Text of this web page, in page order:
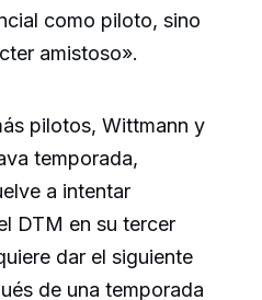
como piloto, sino
amistoso».
pilotos, Wittmann y
temporada,
a intentar
DTM en su tercer
dar el siguiente
de una temporada